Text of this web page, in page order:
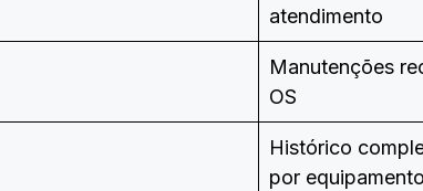
atendimento
Manutenções
OS
Histórico
por equipamento